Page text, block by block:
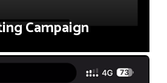
Campaign